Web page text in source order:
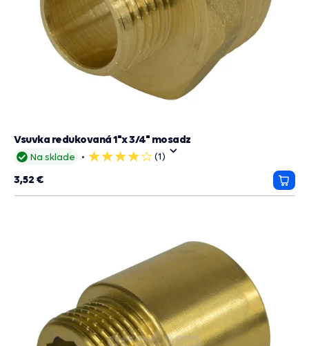
Na sklade
4
(1)
Vsuvka redukovaná 1"x 3/4" mosadz
3,52 €
do